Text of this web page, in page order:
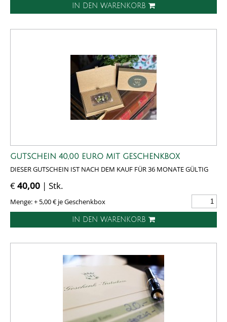
IN DEN WARENKORB
GUTSCHEIN 40,00 EURO MIT GESCHENKBOX
DIESER GUTSCHEIN IST NACH DEM KAUF FÜR 36 MONATE GÜLTIG
€40,00 | Stk.
Menge: + 5,00 € je Geschenkbox
IN DEN WARENKORB